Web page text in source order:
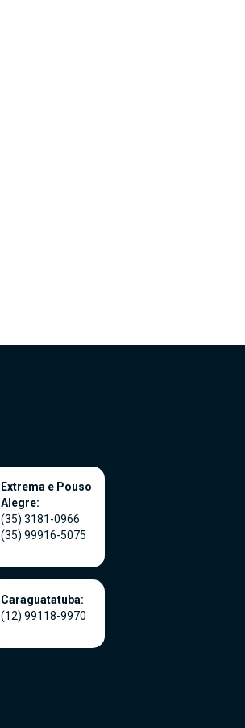
Extrema e Pouso
Alegre:
(35) 3181-0966
(35) 99916-5075
Caraguatatuba:
(12) 99118-9970